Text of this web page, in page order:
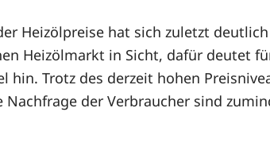
Heizölpreise hat sich zuletzt
Heizölmarkt in Sicht, dafür deutet
hin. Trotz des derzeit hohen
der Verbraucher sind